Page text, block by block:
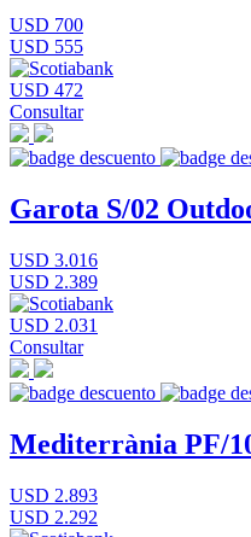
USD 700
USD 555
USD 472
Consultar
Garota S/02
USD 3.016
USD 2.389
USD 2.031
Consultar
Mediterrània PF/
USD 2.893
USD 2.292